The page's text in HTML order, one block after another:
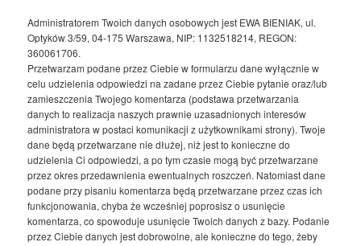
Administratorem Twoich danych osobowych jest EWA BIENIAK, ul.
Optyków 3/59, 04-175 Warszawa, NIP: 1132518214, REGON:
360061706.
Przetwarzam podane przez Ciebie w formularzu dane wyłącznie w
celu udzielenia odpowiedzi na zadane przez Ciebie pytanie oraz/lub
zamieszczenia Twojego komentarza (podstawa przetwarzania
danych to realizacja naszych prawnie uzasadnionych interesów
administratora w postaci komunikacji z użytkownikami strony). Twoje
dane będą przetwarzane nie dłużej, niż jest to konieczne do
udzielenia Ci odpowiedzi, a po tym czasie mogą być przetwarzane
przez okres przedawnienia ewentualnych roszczeń. Natomiast dane
podane przy pisaniu komentarza będą przetwarzane przez czas ich
funkcjonowania, chyba że wcześniej poprosisz o usunięcie
komentarza, co spowoduje usunięcie Twoich danych z bazy. Podanie
przez Ciebie danych jest dobrowolne, ale konieczne do tego, żeby